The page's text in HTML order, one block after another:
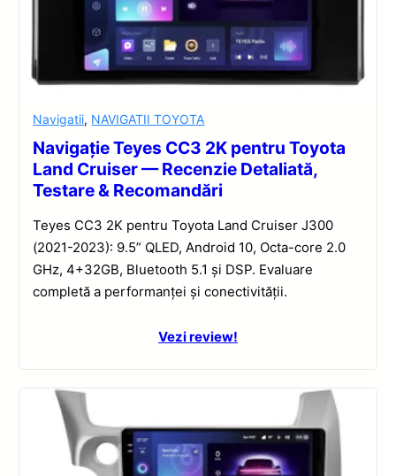
Navigatii, NAVIGATII TOYOTA
Navigație Teyes CC3 2K pentru Toyota
Land Cruiser — Recenzie Detaliată,
Testare & Recomandări
Teyes CC3 2K pentru Toyota Land Cruiser J300
(2021-2023): 9.5” QLED, Android 10, Octa-core 2.0
GHz, 4+32GB, Bluetooth 5.1 și DSP. Evaluare
completă a performanței și conectivității.
Vezi review!